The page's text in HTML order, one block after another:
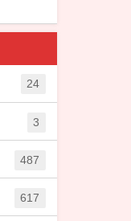
24
3
487
617